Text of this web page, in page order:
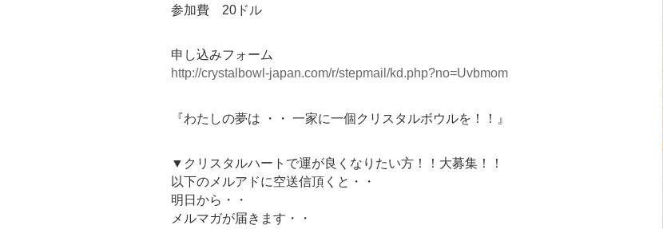
参加費 20ドル
申し込みフォーム
http://crystalbowl-japan.com/r/stepmail/kd.php?no=Uvbmom
『わたしの夢は ・・ 一家に一個クリスタルボウルを！！』
▼クリスタルハートで運が良くなりたい方！！大募集！！
以下のメルアドに空送信頂くと・・
明日から・・
メルマガが届きます・・